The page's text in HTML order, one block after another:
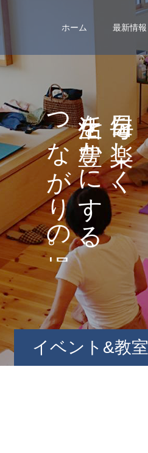
ホーム 最新情報
イベント&教室
を
し
く
、
を
か
に
す
る
、
つ
な
が
り
の
。